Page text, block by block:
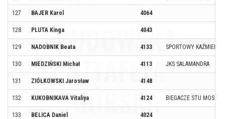
127 BAJER Karol 4064
128 PLUTA Kinga 4043
129 NADOBNIK Beata 4133 SPORTOWY KAŹMIERZ
130 MIEDZIŃSKI Michał 4113 JKS SALAMANDRA
131 ZIÓŁKOWSKI Jarosław 4148
132 KUKOBNIKAVA Vitaliya 4124 BIEGACZE STU
133 BELICA Daniel 4024